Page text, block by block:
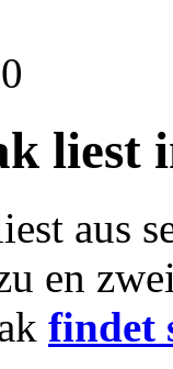
liest
aus
en
findet